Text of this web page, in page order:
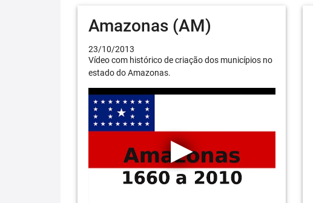
Amazonas (AM)
23/10/2013
Vídeo com histórico de criação dos municípios no
estado do Amazonas.